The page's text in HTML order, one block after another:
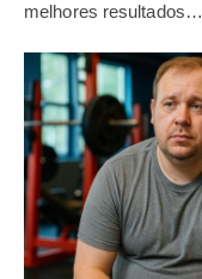
melhores resultados…